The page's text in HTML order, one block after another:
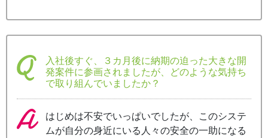
入社後すぐ、３カ月後に納期の迫った大きな開
発案件に参画されましたが、どのような気持ち
で取り組んでいましたか？
はじめは不安でいっぱいでしたが、このシステ
ムが自分の身近にいる人々の安全の一助になる